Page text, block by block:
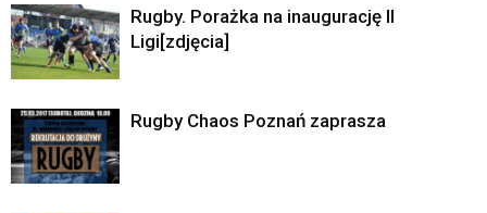
Rugby. Porażka na inaugurację II
Ligi[zdjęcia]
Rugby Chaos Poznań zaprasza